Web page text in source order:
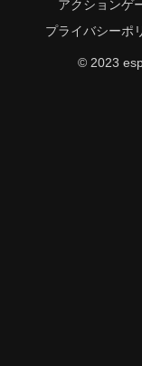
アクションゲ
プライバシーポ
© 2023